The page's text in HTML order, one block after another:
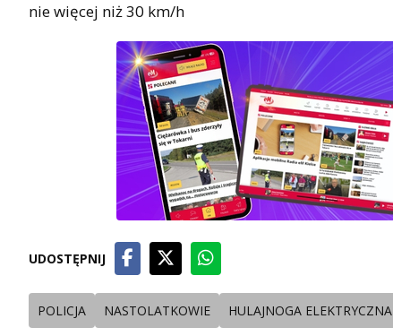
nie więcej niż 30 km/h
UDOSTĘPNIJ
POLICJA NASTOLATKOWIE HULAJNOGA ELEKTRYCZNA